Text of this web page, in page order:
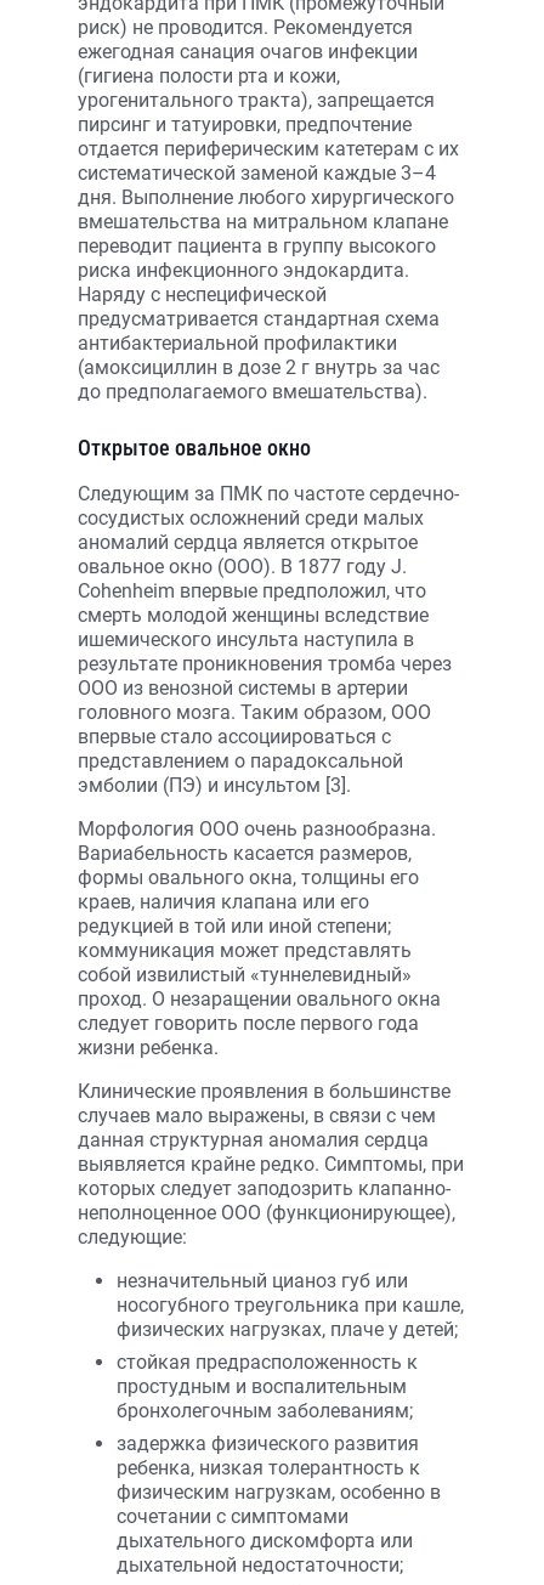
риск) не проводится. Рекомендуется
ежегодная санация очагов инфекции
(гигиена полости рта и кожи,
урогенитального тракта), запрещается
пирсинг и татуировки, предпочтение
отдается периферическим катетерам с их
систематической заменой каждые 3–4
дня. Выполнение любого хирургического
вмешательства на митральном клапане
переводит пациента в группу высокого
риска инфекционного эндокардита.
Наряду с неспецифической
предусматривается стандартная схема
антибактериальной профилактики
(амоксициллин в дозе 2 г внутрь за час
до предполагаемого вмешательства).
Открытое овальное окно
Следующим за ПМК по частоте сердечно-
сосудистых осложнений среди малых
аномалий сердца является открытое
овальное окно (ООО). В 1877 году J.
Cohenheim впервые предположил, что
смерть молодой женщины вследствие
ишемического инсульта наступила в
результате проникновения тромба через
ООО из венозной системы в артерии
головного мозга. Таким образом, ООО
впервые стало ассоциироваться с
представлением о парадоксальной
эмболии (ПЭ) и инсультом [3].
Морфология ООО очень разнообразна.
Вариабельность касается размеров,
формы овального окна, толщины его
краев, наличия клапана или его
редукцией в той или иной степени;
коммуникация может представлять
собой извилистый «туннелевидный»
проход. О незаращении овального окна
следует говорить после первого года
жизни ребенка.
Клинические проявления в большинстве
случаев мало выражены, в связи с чем
данная структурная аномалия сердца
выявляется крайне редко. Симптомы, при
которых следует заподозрить клапанно-
неполноценное ООО (функционирующее),
следующие:
незначительный цианоз губ или
носогубного треугольника при кашле,
физических нагрузках, плаче у детей;
стойкая предрасположенность к
простудным и воспалительным
бронхолегочным заболеваниям;
задержка физического развития
ребенка, низкая толерантность к
физическим нагрузкам, особенно в
сочетании с симптомами
дыхательного дискомфорта или
дыхательной недостаточности;